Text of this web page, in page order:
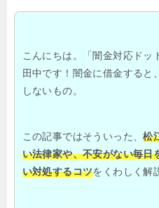
こんにちは。「闇金対応ドッ
田中です！闇金に借金すると
しないもの。
この記事ではそういった、松
い法律家や、不安がない毎日
い対処するコツをくわしく解